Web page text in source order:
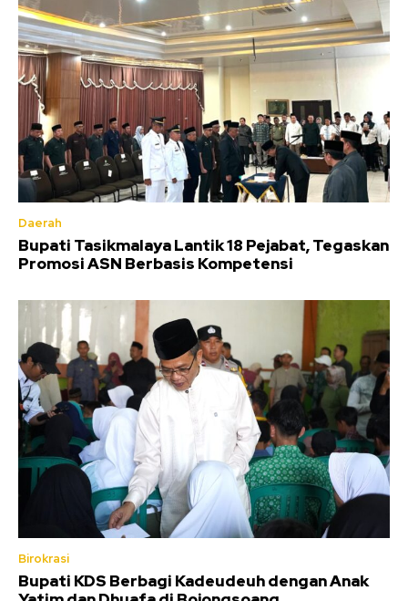
Daerah
Bupati Tasikmalaya Lantik 18 Pejabat, Tegaskan
Promosi ASN Berbasis Kompetensi
Birokrasi
Bupati KDS Berbagi Kadeudeuh dengan Anak